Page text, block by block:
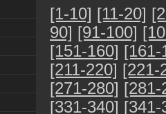
[1-10] [11-20]
90] [91-100]
[151-160] [161-
[211-220] [221-
[271-280] [281-
[331-340] [341-